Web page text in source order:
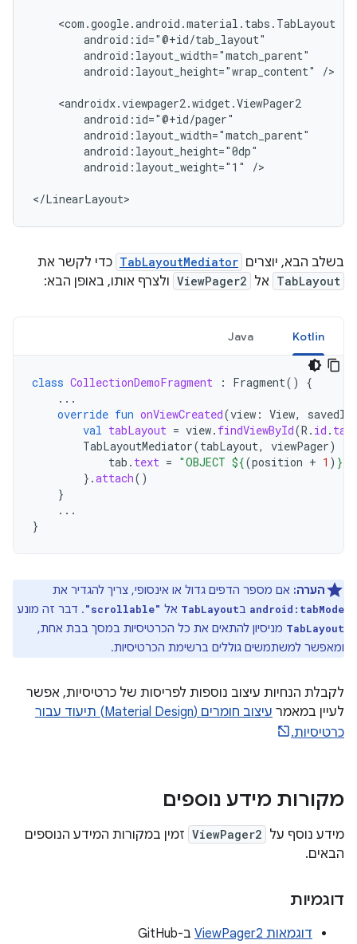
android:layout_height="wrap_content"
/>
android:layout_weight="1"
/>
בשלב הבא, יוצרים TabLayoutMediator כדי לקשר את
TabLayout אל ViewPager2 ולצרף אותו, באופן הבא:
Kotlin
Java
class CollectionDemoFragment : Fragment()
{
...
override fun onViewCreated(view : View,
val tabLayout = view. findViewById(R . id .
TabLayoutMediator(tabLayout, viewPager)
tab . text = "OBJECT ${(position + 1 ) }
}.attach()
}
...
}
הערה: אם מספר הדפים גדול או אינסופי, צריך להגדיר את
android:tabMode בTabLayout אל "scrollable". דבר זה מונע
TabLayout מניסיון להתאים את כל הכרטיסיות במסך בבת אחת,
ומאפשר למשתמשים גוללים ברשימת הכרטיסיות.
לקבלת הנחיות עיצוב נוספות לפריסות של כרטיסיות, אפשר
לעיין במאמר
עיצוב חומרים (Material Design) תיעוד עבור
כרטיסיות.
מקורות מידע נוספים
מידע נוסף על ViewPager2 זמין במקורות המידע הנוספים
הבאים.
דוגמיות
דוגמאות ViewPager2 ב-GitHub